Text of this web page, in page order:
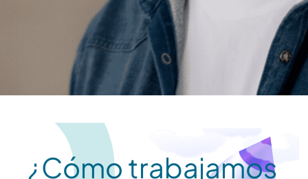
¿Cómo trabajamos